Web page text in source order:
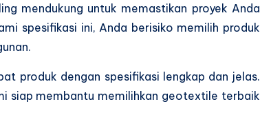
mendukung untuk memastikan proyek Anda
spesifikasi ini, Anda berisiko memilih produk
produk dengan spesifikasi lengkap dan jelas.
siap membantu memilihkan geotextile terbaik